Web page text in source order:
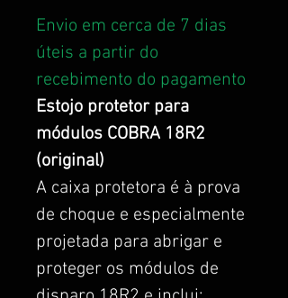
Envio em cerca de 7 dias
úteis a partir do
recebimento do pagamento
Estojo protetor para
módulos COBRA 18R2
(original)
A caixa protetora é à prova
de choque e especialmente
projetada para abrigar e
proteger os módulos de